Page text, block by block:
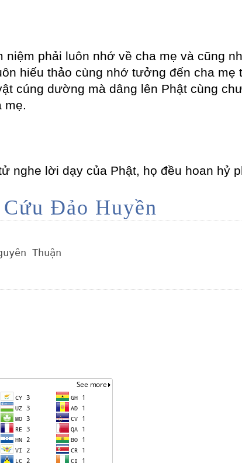
phải luôn nhớ về cha mẹ và cũng
hiếu thảo cùng nhớ tưởng đến cha mẹ
cúng dường mà dâng lên Phật cùng
mẹ.
nghe lời dạy của Phật, họ đều hoan hỷ
Đảo Huyền
Thuận